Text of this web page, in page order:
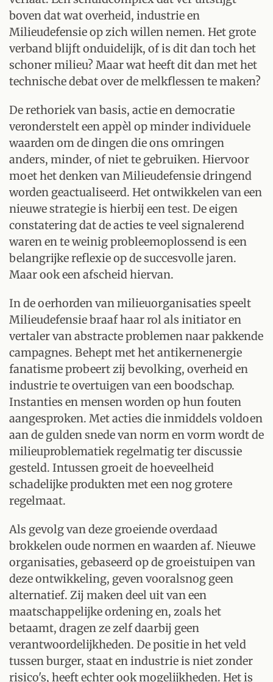
boven dat wat overheid, industrie en
Milieudefensie op zich willen nemen. Het grote
verband blijft onduidelijk, of is dit dan toch het
schoner milieu? Maar wat heeft dit dan met het
technische debat over de melkflessen te maken?
De rethoriek van basis, actie en democratie
veronderstelt een appèl op minder individuele
waarden om de dingen die ons omringen
anders, minder, of niet te gebruiken. Hiervoor
moet het denken van Milieudefensie dringend
worden geactualiseerd. Het ontwikkelen van een
nieuwe strategie is hierbij een test. De eigen
constatering dat de acties te veel signalerend
waren en te weinig probleemoplossend is een
belangrijke reflexie op de succesvolle jaren.
Maar ook een afscheid hiervan.
In de oerhorden van milieuorganisaties speelt
Milieudefensie braaf haar rol als initiator en
vertaler van abstracte problemen naar pakkende
campagnes. Behept met het antikernenergie
fanatisme probeert zij bevolking, overheid en
industrie te overtuigen van een boodschap.
Instanties en mensen worden op hun fouten
aangesproken. Met acties die inmiddels voldoen
aan de gulden snede van norm en vorm wordt de
milieuproblematiek regelmatig ter discussie
gesteld. Intussen groeit de hoeveelheid
schadelijke produkten met een nog grotere
regelmaat.
Als gevolg van deze groeiende overdaad
brokkelen oude normen en waarden af. Nieuwe
organisaties, gebaseerd op de groeistuipen van
deze ontwikkeling, geven vooralsnog geen
alternatief. Zij maken deel uit van een
maatschappelijke ordening en, zoals het
betaamt, dragen ze zelf daarbij geen
verantwoordelijkheden. De positie in het veld
tussen burger, staat en industrie is niet zonder
risico's, heeft echter ook mogelijkheden. Het is